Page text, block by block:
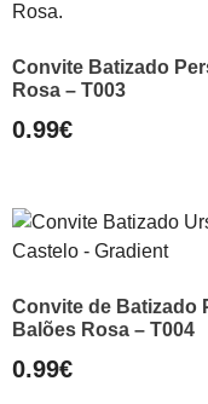
Convite Batizado
Rosa – T003
0.99€
Convite de Batizado
Balões Rosa – T004
0.99€